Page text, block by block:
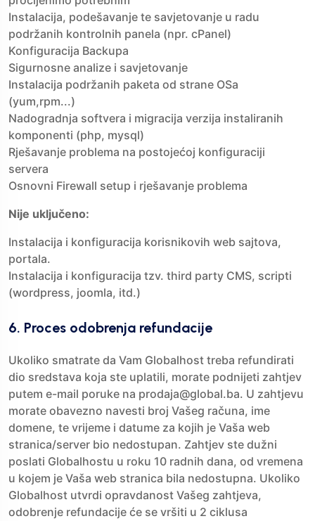
Instalacija, podešavanje te savjetovanje u radu
podržanih kontrolnih panela (npr. cPanel)
Konfiguracija Backupa
Sigurnosne analize i savjetovanje
Instalacija podržanih paketa od strane OSa
(yum,rpm...)
Nadogradnja softvera i migracija verzija instaliranih
komponenti (php, mysql)
Rješavanje problema na postojećoj konfiguraciji
servera
Osnovni Firewall setup i rješavanje problema
Nije uključeno:
Instalacija i konfiguracija korisnikovih web sajtova,
portala.
Instalacija i konfiguracija tzv. third party CMS, scripti
(wordpress, joomla, itd.)
6. Proces odobrenja refundacije
Ukoliko smatrate da Vam Globalhost treba refundirati
dio sredstava koja ste uplatili, morate podnijeti zahtjev
putem e-mail poruke na prodaja@global.ba. U zahtjevu
morate obavezno navesti broj Vašeg računa, ime
domene, te vrijeme i datume za kojih je Vaša web
stranica/server bio nedostupan. Zahtjev ste dužni
poslati Globalhostu u roku 10 radnih dana, od vremena
u kojem je Vaša web stranica bila nedostupna. Ukoliko
Globalhost utvrdi opravdanost Vašeg zahtjeva,
odobrenje refundacije će se vršiti u 2 ciklusa